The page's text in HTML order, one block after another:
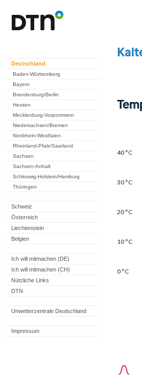
Deutschland
Baden-Württemberg
Bayern
Brandenburg/Berlin
Hessen
Mecklenburg-Vorpommern
Niedersachsen/Bremen
Nordrhein-Westfalen
Rheinland-Pfalz/Saarland
Sachsen
Sachsen-Anhalt
Schleswig-Holstein/Hamburg
Thüringen
Schweiz
Österreich
Liechtenstein
Belgien
Ich will mitmachen (DE)
Ich will mitmachen (CH)
Nützliche Links
DTN
Unwetterzentrale Deutschland
Impressum